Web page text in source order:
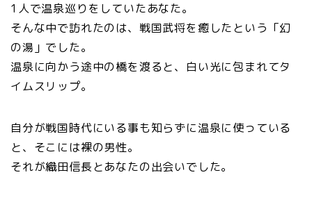
1人で温泉巡りをしていたあなた。
そんな中で訪れたのは、戦国武将を癒したという「幻
の湯」でした。
温泉に向かう途中の橋を渡ると、白い光に包まれてタ
イムスリップ。
自分が戦国時代にいる事も知らずに温泉に使っている
と、そこには裸の男性。
それが織田信長とあなたの出会いでした。